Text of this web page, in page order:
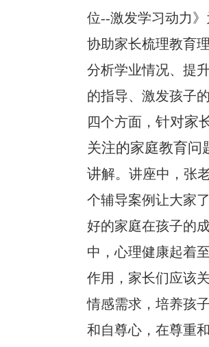
位--激发学习动力
协助家长梳理教育
分析学业情况、提
的指导、激发孩子
四个方面，针对家
关注的家庭教育问
讲解。讲座中，张
个辅导案例让大家
好的家庭在孩子的
中，心理健康起着
作用，家长们应该
情感需求，培养孩
和自尊心，在尊重